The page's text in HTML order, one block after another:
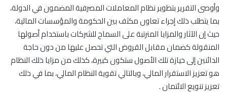
وأوصى التقرير بتطوير نظام المعاملات المصرفية المضمون في الدولة،
بما يتطلب ذلك إجراء تعاون مكثف بين الحكومة والمؤسسات المالية،
حيث إن الآثار والمزايا المترتبة على السماح للشركات باستخدام أصولها
المنقولة كضمان مقابل القروض التي تحصل عليها من دون حاجة
الدائنين إلى حيازة تلك الأصول ستكون كبيرة، كذلك من مزايا ذلك النظام
هو تعزيز الاستقرار المالي، وبالتالي تقوية النظام المالي، بما في ذلك
تعزيز تنويع الائتمان .